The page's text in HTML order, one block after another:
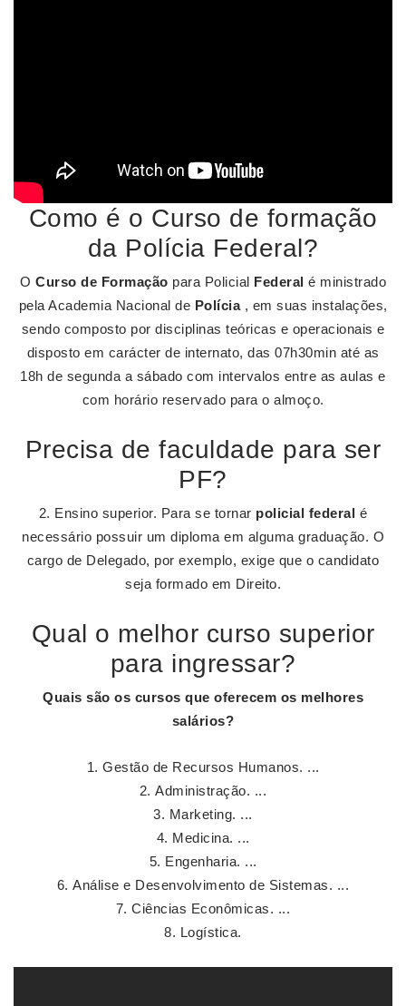
Como é o Curso de formação
da Polícia Federal?
O Curso de Formação para Policial Federal é ministrado
pela Academia Nacional de Polícia, em suas instalações,
sendo composto por disciplinas teóricas e operacionais e
disposto em carácter de internato, das 07h30min até as
18h de segunda a sábado com intervalos entre as aulas e
com horário reservado para o almoço.
Precisa de faculdade para ser
PF?
2. Ensino superior. Para se tornar policial federal é
necessário possuir um diploma em alguma graduação. O
cargo de Delegado, por exemplo, exige que o candidato
seja formado em Direito.
Qual o melhor curso superior
para ingressar?
Quais são os cursos que oferecem os melhores
salários?
Gestão de Recursos Humanos. ...
Administração. ...
Marketing. ...
Medicina. ...
Engenharia. ...
Análise e Desenvolvimento de Sistemas. ...
Ciências Econômicas. ...
Logística.